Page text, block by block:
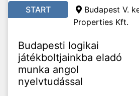
START
Budapest V.
Properties Kft.
Budapesti logikai
játékboltjainkba eladó
munka angol
nyelvtudással